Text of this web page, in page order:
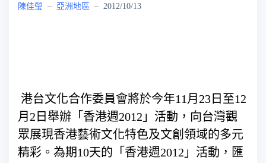
陳佳瑩 – 亞洲地區 – 2012/10/13
港台文化合作委員會將於今年11月23日至12
月2日舉辦「香港週2012」活動，向台灣觀
眾展現香港藝術文化特色及文創領域的多元
精彩。為期10天的「香港週2012」活動，匯